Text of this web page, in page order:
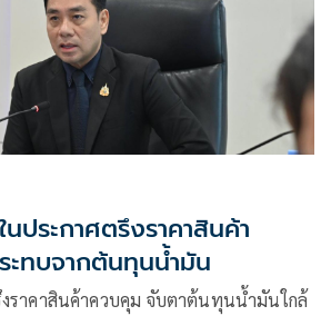
นประกาศตรึงราคาสินค้า
ะทบจากต้นทุนน้ำมัน
งราคาสินค้าควบคุม จับตาต้นทุนน้ำมันใกล้